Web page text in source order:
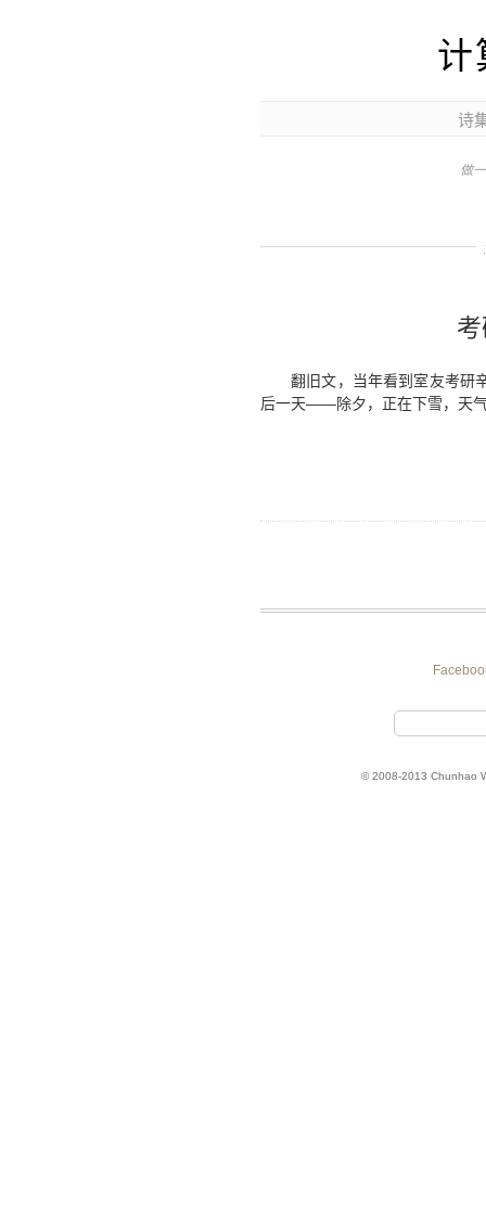
计
诗
做
翻旧文，当年看到室友考研
后一天——除夕，正在下雪，天
© 2008-2013 Chunhao